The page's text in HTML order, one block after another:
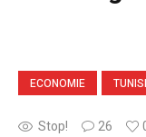
ECONOMIE
Stop! 26